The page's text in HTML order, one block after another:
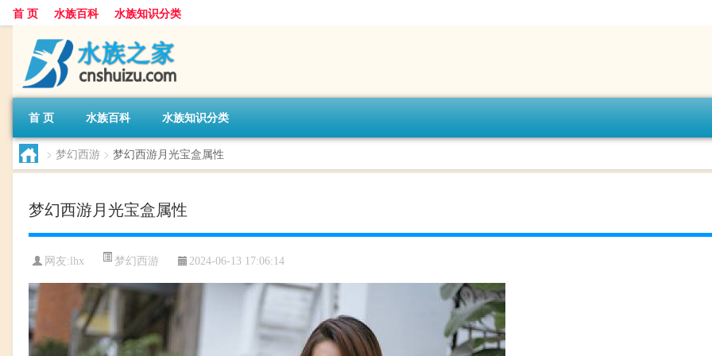
首 页 水族百科 水族知识分类
首 页 水族百科 水族知识分类
> 梦幻西游 > 梦幻西游月光宝盒属性
梦幻西游月光宝盒属性
网友:lhx 梦幻西游 2024-06-13 17:06:14